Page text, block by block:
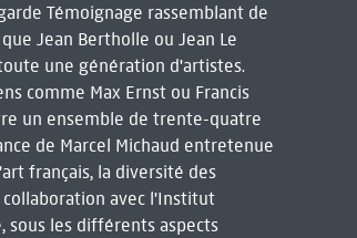
Témoignage rassemblant de
Jean Bertholle ou Jean Le
une génération d'artistes.
comme Max Ernst ou Francis
un ensemble de trente-quatre
de Marcel Michaud entretenue
français, la diversité des
avec l'Institut
sous les différents aspects